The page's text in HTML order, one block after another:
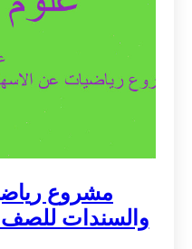
مشروع
والسندات